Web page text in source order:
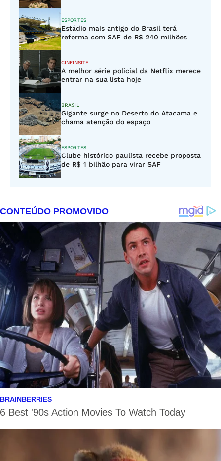
ESPORTES
Estádio mais antigo do Brasil terá
reforma com SAF de R$ 240 milhões
CINEINSITE
A melhor série policial da Netflix merece
entrar na sua lista hoje
BRASIL
Gigante surge no Deserto do Atacama e
chama atenção do espaço
ESPORTES
Clube histórico paulista recebe proposta
de R$ 1 bilhão para virar SAF